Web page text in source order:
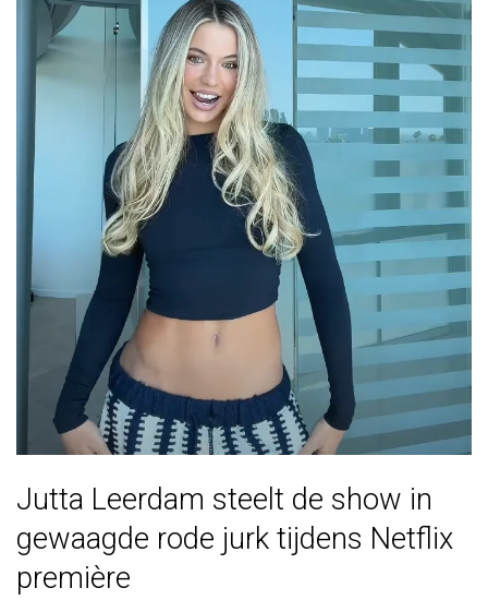
Jutta Leerdam steelt de show in
gewaagde rode jurk tijdens Netflix
première